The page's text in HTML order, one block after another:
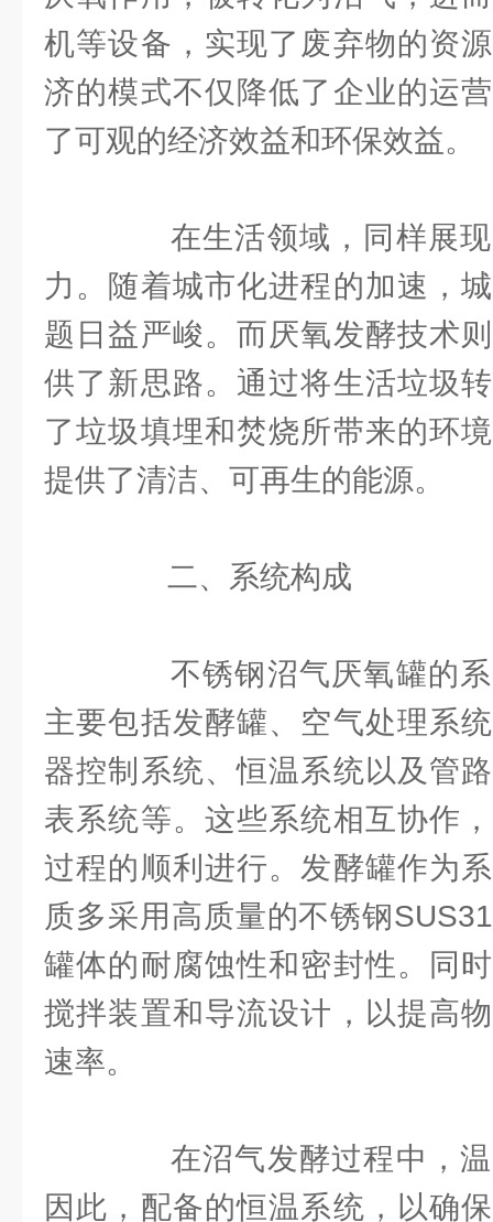
机等设备，实现了废弃物的资
济的模式不仅降低了企业的运
了可观的经济效益和环保效益。
在生活领域，同样展现
力。随着城市化进程的加速，
题日益严峻。而厌氧发酵技术
供了新思路。通过将生活垃圾
了垃圾填埋和焚烧所带来的环
提供了清洁、可再生的能源。
二、系统构成
不锈钢沼气厌氧罐的系
主要包括发酵罐、空气处理系
器控制系统、恒温系统以及管
表系统等。这些系统相互协作
过程的顺利进行。发酵罐作为
质多采用高质量的不锈钢
罐体的耐腐蚀性和密封性。同
搅拌装置和导流设计，以提高
速率。
在沼气发酵过程中，温
因此，配备的恒温系统，以确